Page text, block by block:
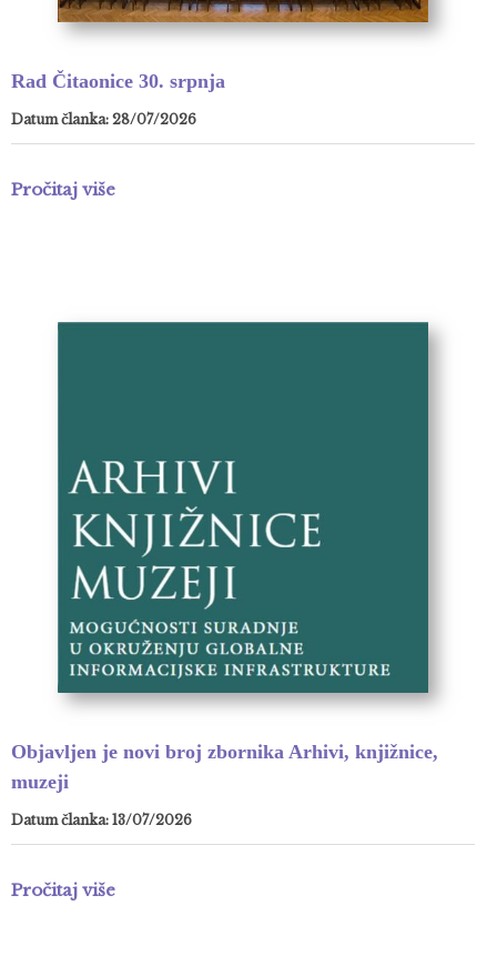
Rad Čitaonice 30. srpnja
Datum članka: 28/07/2026
Pročitaj više
Objavljen je novi broj zbornika Arhivi, knjižnice,
muzeji
Datum članka: 13/07/2026
Pročitaj više